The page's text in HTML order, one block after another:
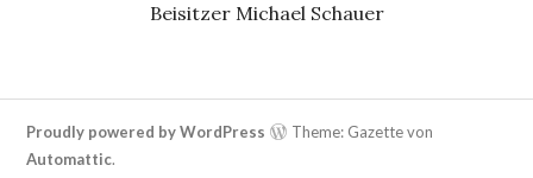
Beisitzer Michael Schauer
Proudly powered by WordPress
Theme: Gazette von
Automattic.